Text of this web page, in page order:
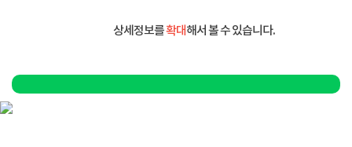
상세정보를확대해서 볼 수 있습니다.